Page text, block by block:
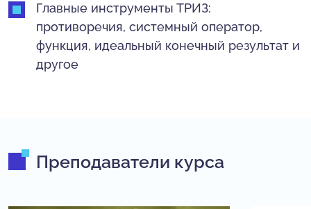
Главные инструменты ТРИЗ:
противоречия, системный оператор,
функция, идеальный конечный результат и
другое
Преподаватели курса